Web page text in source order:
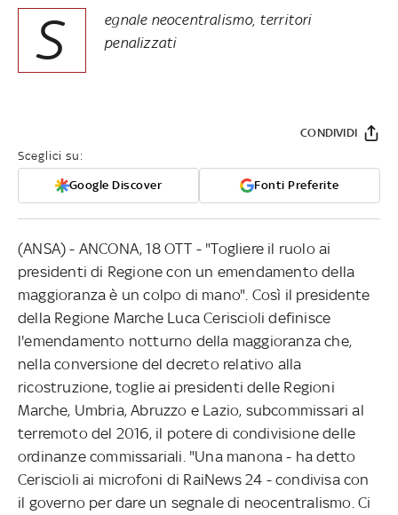
S
egnale neocentralismo, territori
penalizzati
Sceglici su:
Google Discover Fonti Preferite
CONDIVIDI
(ANSA) - ANCONA, 18 OTT - "Togliere il ruolo ai
presidenti di Regione con un emendamento della
maggioranza è un colpo di mano". Così il presidente
della Regione Marche Luca Ceriscioli definisce
l'emendamento notturno della maggioranza che,
nella conversione del decreto relativo alla
ricostruzione, toglie ai presidenti delle Regioni
Marche, Umbria, Abruzzo e Lazio, subcommissari al
terremoto del 2016, il potere di condivisione delle
ordinanze commissariali. "Una manona - ha detto
Ceriscioli ai microfoni di RaiNews 24 - condivisa con
il governo per dare un segnale di neocentralismo. Ci